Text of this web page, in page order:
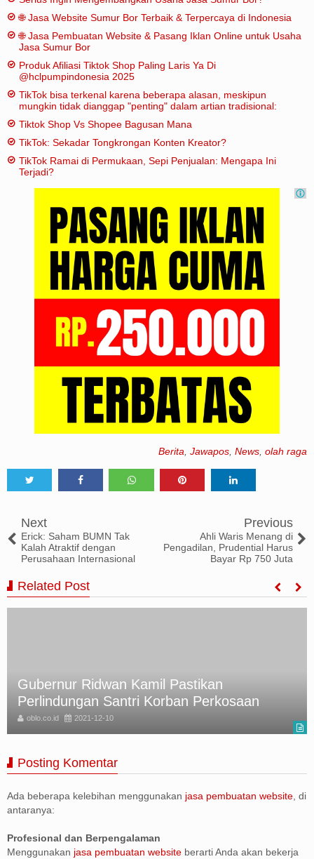
🌐 Jasa Website Sumur Bor Terbaik & Terpercaya di Indonesia
🌐 Jasa Pembuatan Website & Pasang Iklan Online untuk Usaha
Jasa Sumur Bor
Produk Afiliasi Tiktok Shop Paling Laris Ya Di
@hclpumpindonesia 2025
TikTok bisa terkenal karena beberapa alasan, meskipun
mungkin tidak dianggap "penting" dalam artian tradisional:
Tiktok Shop Vs Shopee Bagusan Mana
TikTok: Sekadar Tongkrongan Konten Kreator?
TikTok Ramai di Permukaan, Sepi Penjualan: Mengapa Ini
Terjadi?
Berita Jawapos News olah raga
Next
Erick: Saham BUMN Tak
Kalah Atraktif dengan
Perusahaan Internasional
Previous
Ahli Waris Menang di
Pengadilan, Prudential Harus
Bayar Rp 750 Juta
Related Post
Gubernur Ridwan Kamil Pastikan
Perlindungan Santri Korban Perkosaan
oblo.co.id 2021-12-10
Posting Komentar
Ada beberapa kelebihan menggunakan jasa pembuatan website , di
antaranya:
Profesional dan Berpengalaman
Menggunakan jasa pembuatan website berarti Anda akan bekerja